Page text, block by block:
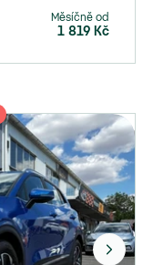
Měsíčně od
1 819 Kč